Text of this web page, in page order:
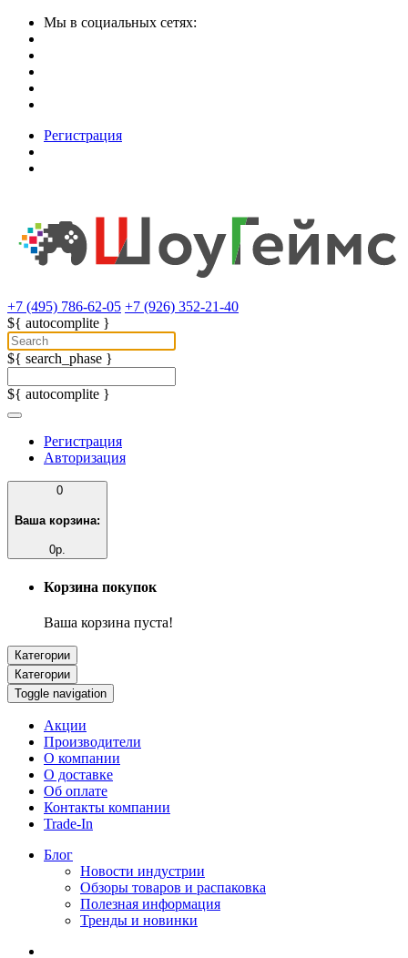
Мы в социальных сетях:
Регистрация
+7 (495) 786-62-05 +7 (926) 352-21-40
${ autocomplite }
${ search_phase }
${ autocomplite }
Регистрация
Авторизация
0
Ваша корзина:
0р.
Корзина покупок
Ваша корзина пуста!
Категории
Категории
Toggle navigation
Акции
Производители
О компании
О доставке
Об оплате
Контакты компании
Trade-In
Блог
Новости индустрии
Обзоры товаров и распаковка
Полезная информация
Тренды и новинки